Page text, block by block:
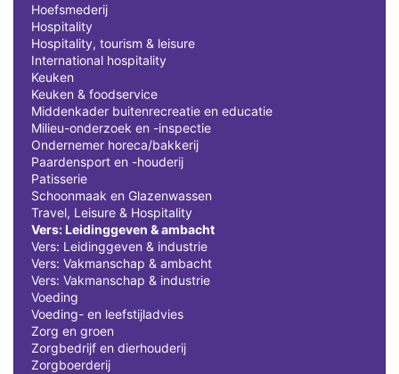
Hoefsmederij
Hospitality
Hospitality, tourism & leisure
International hospitality
Keuken
Keuken & foodservice
Middenkader buitenrecreatie en educatie
Milieu-onderzoek en -inspectie
Ondernemer horeca/bakkerij
Paardensport en -houderij
Patisserie
Schoonmaak en Glazenwassen
Travel, Leisure & Hospitality
Vers: Leidinggeven & ambacht
Vers: Leidinggeven & industrie
Vers: Vakmanschap & ambacht
Vers: Vakmanschap & industrie
Voeding
Voeding- en leefstijladvies
Zorg en groen
Zorgbedrijf en dierhouderij
Zorgboerderij